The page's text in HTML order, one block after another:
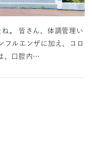
。 皆さん、体調管理い
フルエンザに加え、コロ
、口腔内…